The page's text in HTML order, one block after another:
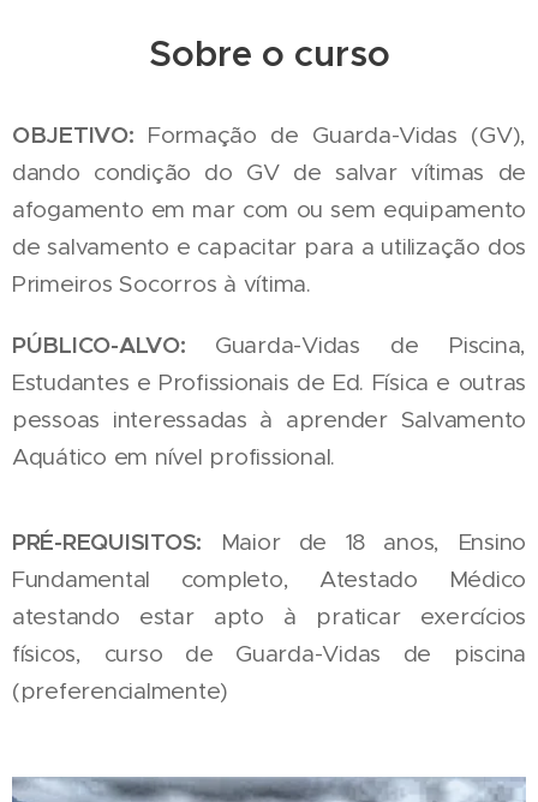
Sobre o curso
OBJETIVO: Formação de Guarda-Vidas (GV),
dando condição do GV de salvar vítimas de
afogamento em mar com ou sem equipamento
de salvamento e capacitar para a utilização dos
Primeiros Socorros à vítima.
PÚBLICO-ALVO: Guarda-Vidas de Piscina,
Estudantes e Profissionais de Ed. Física e outras
pessoas interessadas à aprender Salvamento
Aquático em nível profissional.
PRÉ-REQUISITOS: Maior de 18 anos, Ensino
Fundamental completo, Atestado Médico
atestando estar apto à praticar exercícios
físicos, curso de Guarda-Vidas de piscina
(preferencialmente)